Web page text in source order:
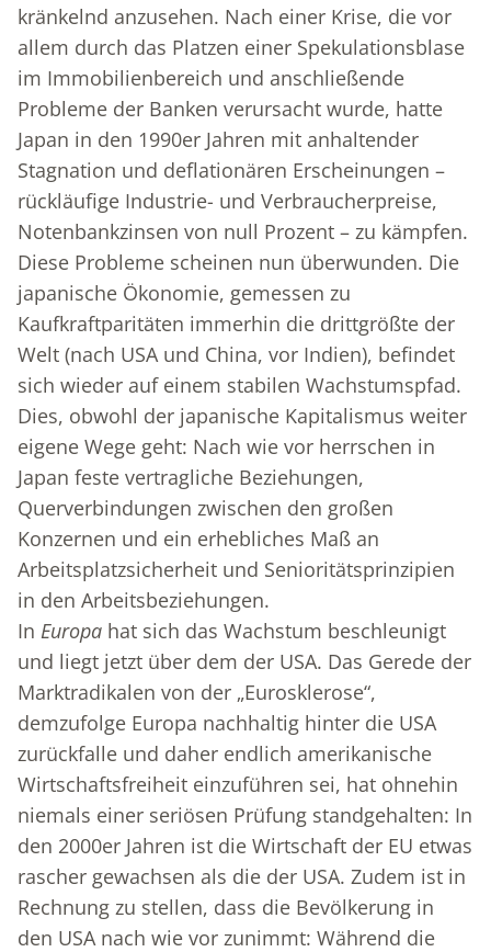
kränkelnd anzusehen. Nach einer Krise, die vor
allem durch das Platzen einer Spekulationsblase
im Immobilienbereich und anschließende
Probleme der Banken verursacht wurde, hatte
Japan in den 1990er Jahren mit anhaltender
Stagnation und deflationären Erscheinungen –
rückläufige Industrie- und Verbraucherpreise,
Notenbankzinsen von null Prozent – zu kämpfen.
Diese Probleme scheinen nun überwunden. Die
japanische Ökonomie, gemessen zu
Kaufkraftparitäten immerhin die drittgrößte der
Welt (nach USA und China, vor Indien), befindet
sich wieder auf einem stabilen Wachstumspfad.
Dies, obwohl der japanische Kapitalismus weiter
eigene Wege geht: Nach wie vor herrschen in
Japan feste vertragliche Beziehungen,
Querverbindungen zwischen den großen
Konzernen und ein erhebliches Maß an
Arbeitsplatzsicherheit und Senioritätsprinzipien
in den Arbeitsbeziehungen.
In Europa hat sich das Wachstum beschleunigt
und liegt jetzt über dem der USA. Das Gerede der
Marktradikalen von der „Eurosklerose“,
demzufolge Europa nachhaltig hinter die USA
zurückfalle und daher endlich amerikanische
Wirtschaftsfreiheit einzuführen sei, hat ohnehin
niemals einer seriösen Prüfung standgehalten: In
den 2000er Jahren ist die Wirtschaft der EU etwas
rascher gewachsen als die der USA. Zudem ist in
Rechnung zu stellen, dass die Bevölkerung in
den USA nach wie vor zunimmt: Während die